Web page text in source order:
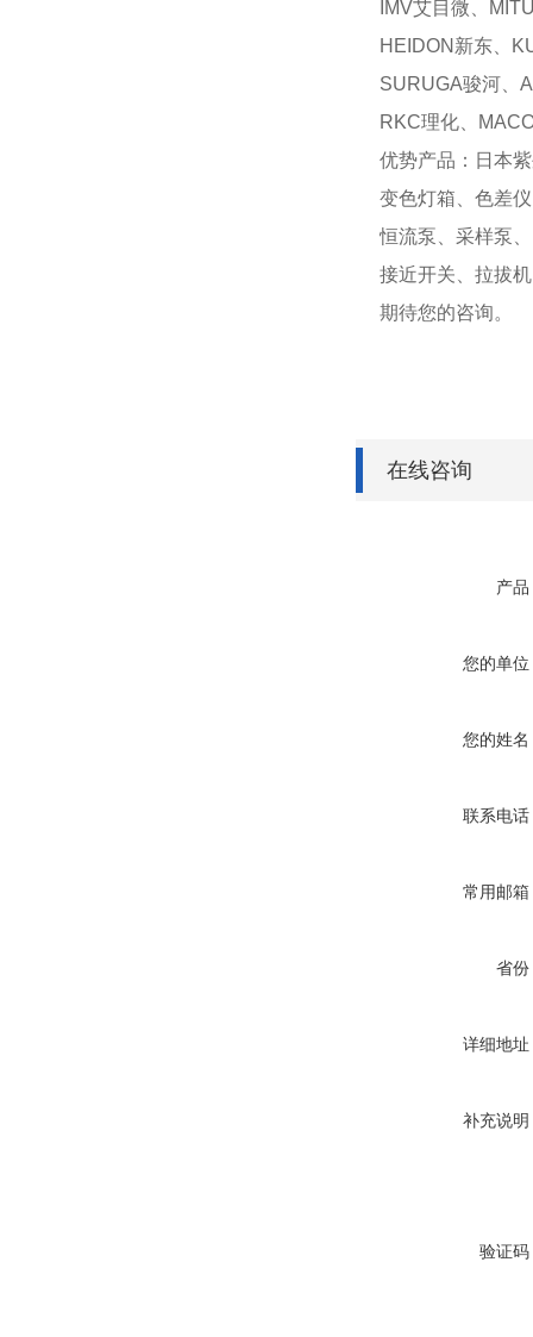
IMV艾目微、
HEIDON新东、
SURUGA骏河、
RKC理化、
优势产品：日本
变色灯箱、色差
恒流泵、采样泵
接近开关、拉拔
期待您的咨询。
在线咨询
产品
您的单位
您的姓名
联系电话
常用邮箱
省份
详细地址
补充说明
验证码